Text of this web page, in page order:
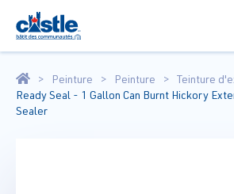
Peinture Peinture
Teinture
Ready Seal - 1 Gallon Can Burnt Hickory
Sealer